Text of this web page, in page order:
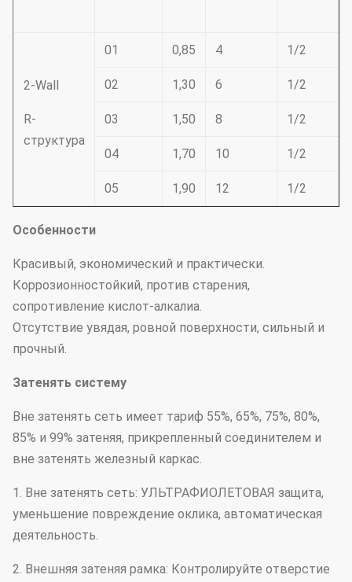
2-Wall
R-
структура
01 0,85 4 1/2
02 1,30 6 1/2
03 1,50 8 1/2
04 1,70 10 1/2
05 1,90 12 1/2
Особенности
Красивый, экономический и практически.
Коррозионностойкий, против старения,
сопротивление кислот-алкалиа.
Отсутствие увядая, ровной поверхности, сильный и
прочный.
Затенять систему
Вне затенять сеть имеет тариф 55%, 65%, 75%, 80%,
85% и 99% затеняя, прикрепленный соединителем и
вне затенять железный каркас.
1. Вне затенять сеть: УЛЬТРАФИОЛЕТОВАЯ защита,
уменьшение повреждение оклика, автоматическая
деятельность.
2. Внешняя затеняя рамка: Контролируйте отверстие